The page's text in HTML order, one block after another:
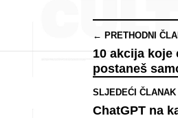
← PRETHODNI
10 akcija koje
postaneš
SLJEDEĆI
ChatGPT na